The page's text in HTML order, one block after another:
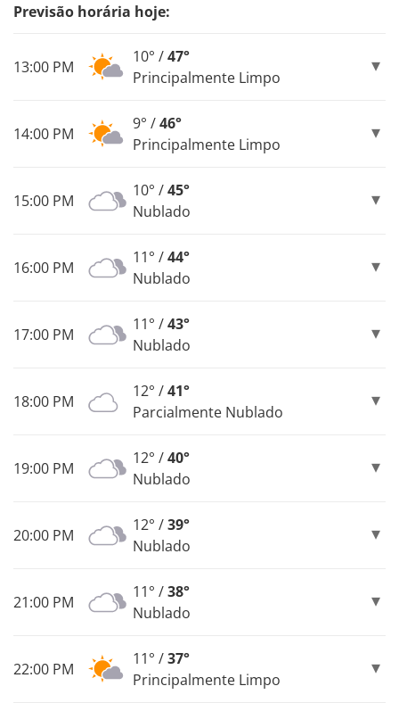
Previsão horária hoje:
13:00 PM
10° /47°
Principalmente Limpo
14:00 PM
9° /46°
Principalmente Limpo
15:00 PM
10° /45°
Nublado
16:00 PM
11° /44°
Nublado
17:00 PM
11° /43°
Nublado
18:00 PM
12° /41°
Parcialmente Nublado
19:00 PM
12° /40°
Nublado
20:00 PM
12° /39°
Nublado
21:00 PM
11° /38°
Nublado
22:00 PM
11° /37°
Principalmente Limpo